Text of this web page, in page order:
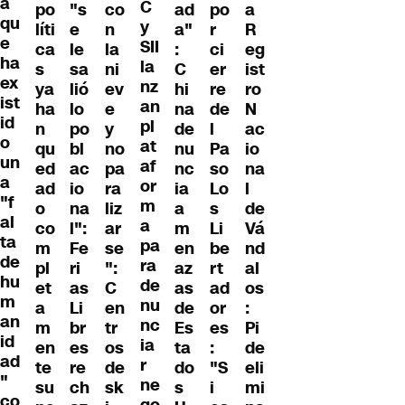
qu
e
ha
ex
ist
id
o
un
a
"f
al
ta
de
hu
m
an
id
ad
"
po
líti
ca
s
ya
ha
n
qu
ed
ad
o
co
m
pl
et
a
m
en
te
su
"s
e
le
sa
lió
lo
po
bl
ac
io
na
l":
Fe
ri
as
Li
br
es
re
ch
co
n
la
ni
ev
e
y
no
pa
ra
liz
ar
se
":
C
en
tr
os
de
sk
C
y
SII
la
nz
an
pl
at
af
or
m
a
pa
ra
de
nu
nc
ia
r
ne
ad
a"
:
C
hi
na
de
nu
nc
ia
a
m
en
az
as
de
Es
ta
do
s
po
r
ci
er
re
de
l
Pa
so
Lo
s
Li
be
rt
ad
or
es
:
"S
i
a
R
eg
ist
ro
N
ac
io
na
l
de
Vá
nd
al
os
:
Pi
de
eli
mi